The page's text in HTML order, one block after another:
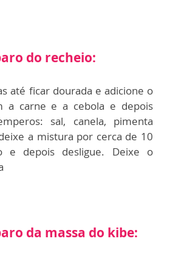
do recheio:
até ficar dourada e adicione o
a carne e a cebola e depois
sal, canela, pimenta
a mistura por cerca de 10
e depois desligue. Deixe o
da massa do kibe: